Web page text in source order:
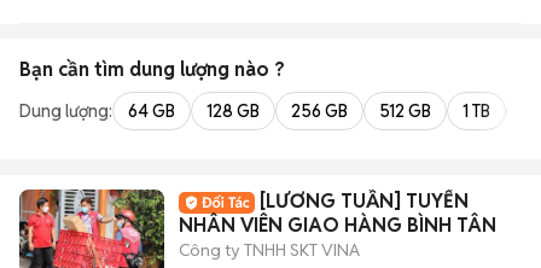
Bạn cần tìm dung lượng nào ?
Dung lượng: 64 GB 128 GB 256 GB 512 GB 1 TB
[LƯƠNG TUẦN] TUYỂN
NHÂN VIÊN GIAO HÀNG BÌNH TÂN
Công ty TNHH SKT VINA